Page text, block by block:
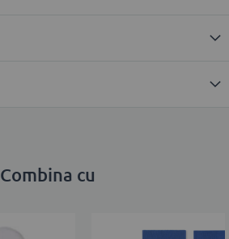
Combina cu